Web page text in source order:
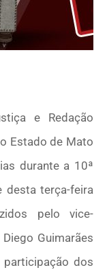
e Redação
Estado de Mato
durante a 10ª
desta terça-feira
pelo vice-
Guimarães
participação dos